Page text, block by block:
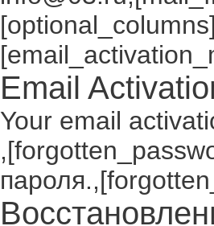
Email
Your email